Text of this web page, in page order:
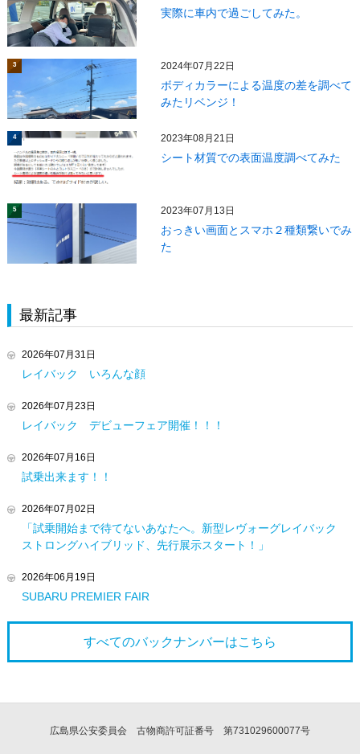
実際に車内で過ごしてみた。
3 2024年07月22日
ボディカラーによる温度の差を調べて
みたリベンジ！
4 2023年08月21日
シート材質での表面温度調べてみた
5 2023年07月13日
おっきい画面とスマホ２種類繋いでみ
た
最新記事
2026年07月31日
レイバック いろんな顔
2026年07月23日
レイバック デビューフェア開催！！！
2026年07月16日
試乗出来ます！！
2026年07月02日
「試乗開始まで待てないあなたへ。新型レヴォーグレイバック
ストロングハイブリッド、先行展示スタート！」
2026年06月19日
SUBARU PREMIER FAIR
すべてのバックナンバーはこちら
広島県公安委員会 古物商許可証番号 第731029600077号